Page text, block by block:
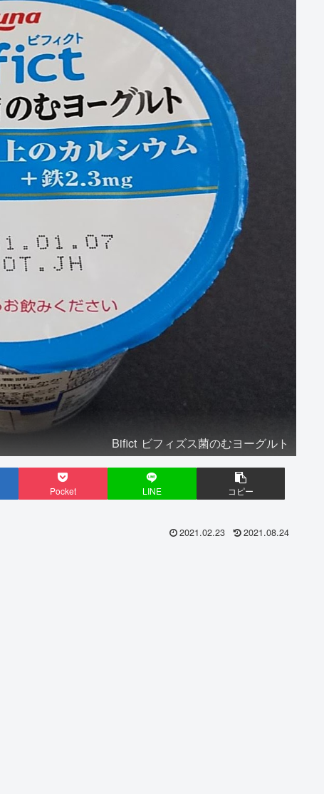
Bifict ビフィズス菌のむヨーグルト
Pocket LINE コピー
2021.02.23 2021.08.24